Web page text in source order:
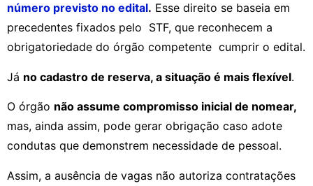
número previsto no edital. Esse direito se baseia em
precedentes fixados pelo STF, que reconhecem a
obrigatoriedade do órgão competente cumprir o edital.
Já no cadastro de reserva, a situação é mais flexível.
O órgão não assume compromisso inicial de nomear,
mas, ainda assim, pode gerar obrigação caso adote
condutas que demonstrem necessidade de pessoal.
Assim, a ausência de vagas não autoriza contratações